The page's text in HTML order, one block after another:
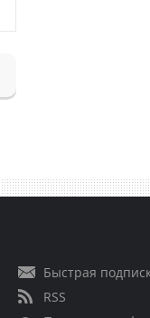
Быстрая
RSS